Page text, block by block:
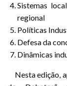
Sistemas
regional
Políticas
Defesa da
Dinâmicas
Nesta edição,